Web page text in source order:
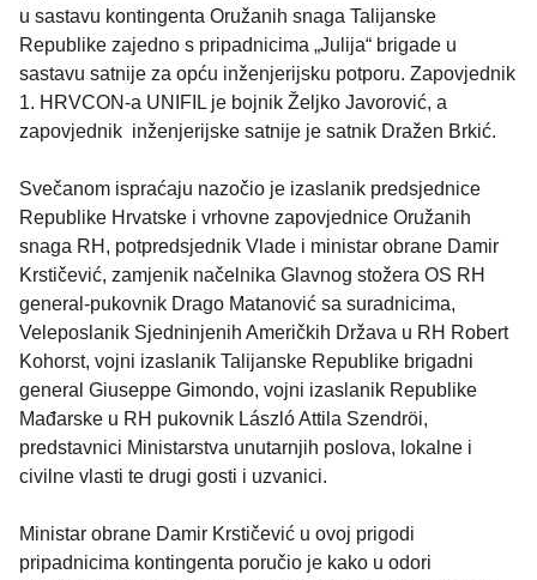
u sastavu kontingenta Oružanih snaga Talijanske
Republike zajedno s pripadnicima „Julija“ brigade u
sastavu satnije za opću inženjerijsku potporu. Zapovjednik
1. HRVCON-a UNIFIL je bojnik Željko Javorović, a
zapovjednik inženjerijske satnije je satnik Dražen Brkić.
Svečanom ispraćaju nazočio je izaslanik predsjednice
Republike Hrvatske i vrhovne zapovjednice Oružanih
snaga RH, potpredsjednik Vlade i ministar obrane Damir
Krstičević, zamjenik načelnika Glavnog stožera OS RH
general-pukovnik Drago Matanović sa suradnicima,
Veleposlanik Sjedninjenih Američkih Država u RH Robert
Kohorst, vojni izaslanik Talijanske Republike brigadni
general Giuseppe Gimondo, vojni izaslanik Republike
Mađarske u RH pukovnik László Attila Szendröi,
predstavnici Ministarstva unutarnjih poslova, lokalne i
civilne vlasti te drugi gosti i uzvanici.
Ministar obrane Damir Krstičević u ovoj prigodi
pripadnicima kontingenta poručio je kako u odori